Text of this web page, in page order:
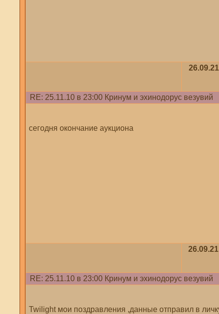
RE: 25.11.10 в 23:00 Кринум и эхинодорус везувий
сегодня окончание аукциона
RE: 25.11.10 в 23:00 Кринум и эхинодорус везувий
Twilight мои поздравления ,данные отправил в